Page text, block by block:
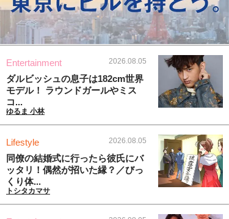
Entertainment 2026.08.05
ダルビッシュの息子は182cm世界
モデル！ ラウンドガールやミス
コ...
ゆるま 小林
Lifestyle 2026.08.05
同僚の結婚式に行ったら彼氏にバ
ッタリ！偶然が招いた縁？／びっ
くり体...
トシタカマサ